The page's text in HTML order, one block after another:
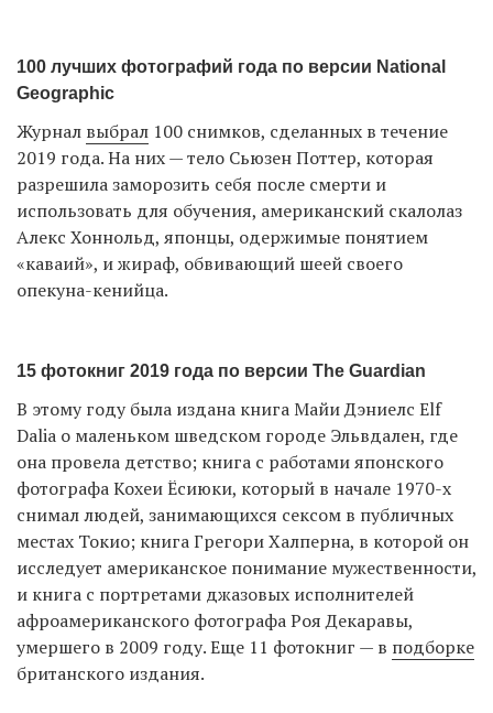
100 лучших фотографий года по версии National
Geographic
Журнал выбрал 100 снимков, сделанных в течение
2019 года. На них — тело Сьюзен Поттер, которая
разрешила заморозить себя после смерти и
использовать для обучения, американский скалолаз
Алекс Хоннольд, японцы, одержимые понятием
«каваий», и жираф, обвивающий шеей своего
опекуна-кенийца.
15 фотокниг 2019 года по версии The Guardian
В этому году была издана книга Майи Дэниелс Elf
Dalia о маленьком шведском городе Эльвдален, где
она провела детство; книга с работами японского
фотографа Кохеи Ёсиюки, который в начале 1970-х
снимал людей, занимающихся сексом в публичных
местах Токио; книга Грегори Халперна, в которой он
исследует американское понимание мужественности,
и книга с портретами джазовых исполнителей
афроамериканского фотографа Роя Декаравы,
умершего в 2009 году. Еще 11 фотокниг — в подборке
британского издания.